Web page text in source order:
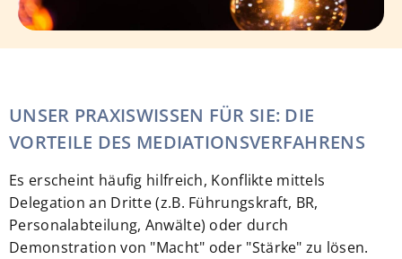
UNSER PRAXISWISSEN FÜR SIE: DIE
VORTEILE DES MEDIATIONSVERFAHRENS
Es erscheint häufig hilfreich, Konflikte mittels
Delegation an Dritte (z.B. Führungskraft, BR,
Personalabteilung, Anwälte) oder durch
Demonstration von "Macht" oder "Stärke" zu lösen.